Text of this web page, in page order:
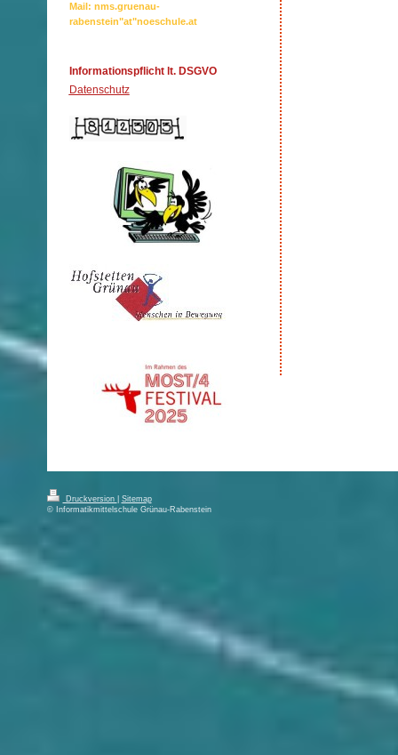
Mail: nms.gruenau-
rabenstein"at"noeschule.at
Informationspflicht lt. DSGVO
Datenschutz
Druckversion
Sitemap
© Informatikmittelschule Grünau-Rabenstein